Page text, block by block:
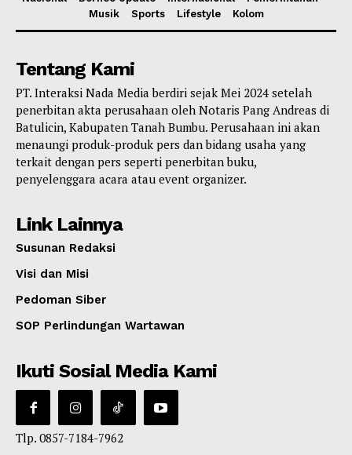
Musik
Sports Lifestyle Kolom
Tentang Kami
PT. Interaksi Nada Media berdiri sejak Mei 2024 setelah
penerbitan akta perusahaan oleh Notaris Pang Andreas di
Batulicin, Kabupaten Tanah Bumbu. Perusahaan ini akan
menaungi produk-produk pers dan bidang usaha yang
terkait dengan pers seperti penerbitan buku,
penyelenggara acara atau event organizer.
Link Lainnya
Susunan Redaksi
Visi dan Misi
Pedoman Siber
SOP Perlindungan Wartawan
Ikuti Sosial Media Kami
Tlp. 0857-7184-7962